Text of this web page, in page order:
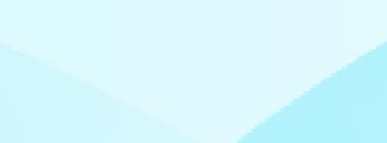
ボートレースチケットショップ玉川